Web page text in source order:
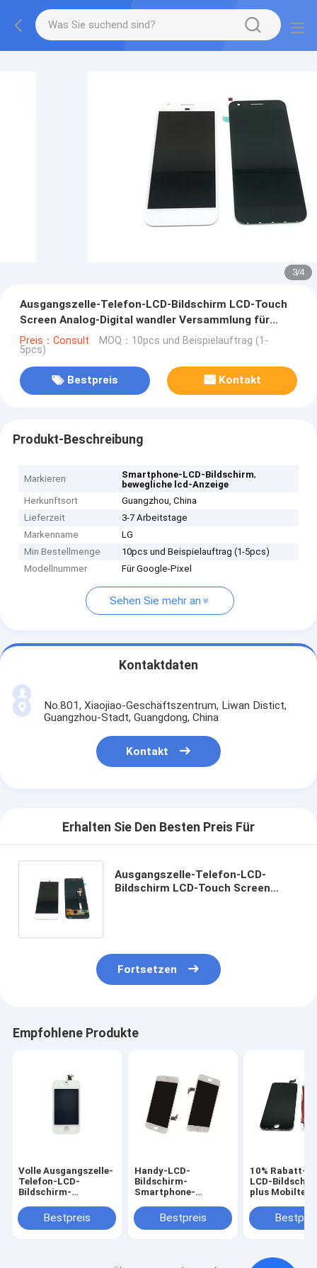
3/4
Ausgangszelle-Telefon-LCD-Bildschirm LCD-Touch
Screen Analog-Digital wandler Versammlung für
Google-Pixel
Preis：Consult MOQ：10pcs und Beispielauftrag (1-
5pcs)
Bestpreis Kontakt
Produkt-Beschreibung
Markieren Smartphone-LCD-Bildschirm,
bewegliche lcd-Anzeige
Herkunftsort
Guangzhou, China
Lieferzeit
3-7 Arbeitstage
Markenname
LG
Min Bestellmenge
10pcs und Beispielauftrag (1-5pcs)
Modellnummer
Für Google-Pixel
Sehen Sie mehr an
Kontaktdaten
No.801, Xiaojiao-Geschäftszentrum, Liwan Distict,
Guangzhou-Stadt, Guangdong, China
Kontakt
Erhalten Sie Den Besten Preis Für
Ausgangszelle-Telefon-LCD-
Bildschirm LCD-Touch Screen
Fortsetzen
Empfohlene Produkte
Volle Ausgangszelle-
Telefon-LCD-
Bildschirm-
Bildschirm-Anzeige
für iPhone 4 4s
Bestpreis
Handy-LCD-
Bildschirm-
Smartphone-
Soem-Weiß iPhone 8
HD materielles
Bestpreis
10% Rabatt-
LCD-
plus